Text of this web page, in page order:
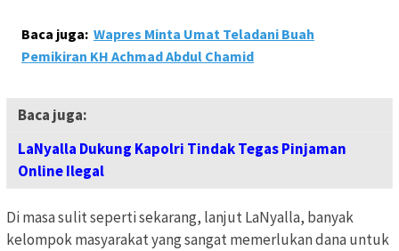
Baca juga: Wapres Minta Umat Teladani Buah
Pemikiran KH Achmad Abdul Chamid
Baca juga:
LaNyalla Dukung Kapolri Tindak Tegas Pinjaman
Online Ilegal
Di masa sulit seperti sekarang, lanjut LaNyalla, banyak
kelompok masyarakat yang sangat memerlukan dana untuk